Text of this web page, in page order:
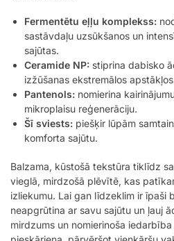
Fermentētu eļļu komplekss:
sastāvdaļu uzsūkšanos un
sajūtas.
Ceramide NP: stiprina dabisko
izžūšanas ekstremālos
Pantenols: nomierina
mikroplaisu reģenerāciju.
Šī sviests: piešķir lūpām
komforta sajūtu.
Balzama, kūstošā tekstūra tiklīdz
vieglā, mirdzošā plēvītē, kas
izliekumu. Lai gan līdzeklim ir īpaši
neapgrūtina ar savu sajūtu un ļauj
mirdzums un nomierinoša